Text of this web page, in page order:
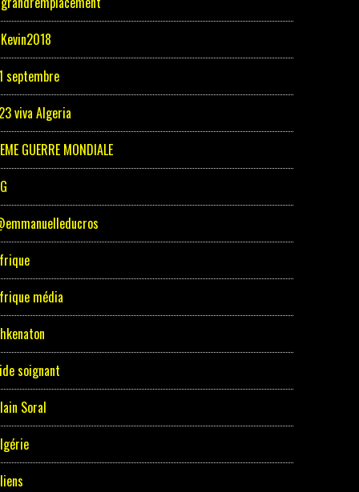
septembre
viva Algeria
GUERRE MONDIALE
média
soignant
Soral